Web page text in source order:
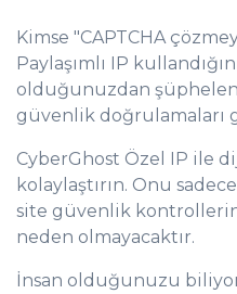
Kimse "CAPTCHA
Paylaşımlı IP
olduğunuzdan
güvenlik doğrulamaları
CyberGhost Özel IP ile
kolaylaştırın. Onu
site güvenlik
neden olmayacaktır.
İnsan olduğunuzu